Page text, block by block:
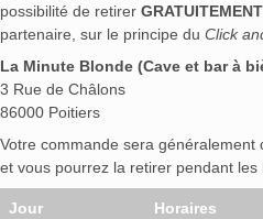
possibilité de retirer GRATUITEMENT
partenaire, sur le principe du Click
La Minute Blonde (Cave et bar à
3 Rue de Châlons
86000 Poitiers
Votre commande sera
et vous pourrez la retirer pendant les
Jour Horaires